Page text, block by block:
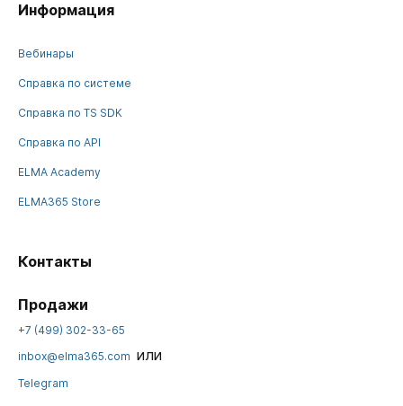
Информация
Вебинары
Справка по системе
Справка по TS SDK
Справка по API
ELMA Academy
ELMA365 Store
Контакты
Продажи
+7 (499) 302-33-65
inbox@elma365.com или
Telegram